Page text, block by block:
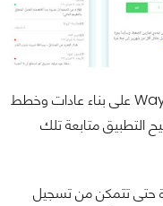
يساعدك تطبيق متابعة العادات – Way of life على بناء عادات وخطط
التطبيق متابعة تلك
حتى تتمكن من تسجيل